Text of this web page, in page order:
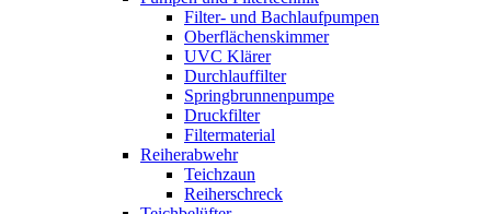
Filter- und Bachlaufpumpen
Oberflächenskimmer
UVC Klärer
Durchlauffilter
Springbrunnenpumpe
Druckfilter
Filtermaterial
Reiherabwehr
Teichzaun
Reiherschreck